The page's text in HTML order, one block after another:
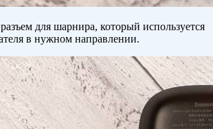
для шарнира, который используется
в нужном направлении.